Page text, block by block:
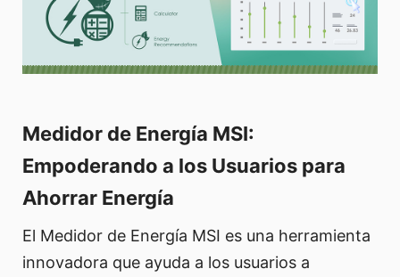
Medidor de Energía MSI:
Empoderando a los Usuarios para
Ahorrar Energía
El Medidor de Energía MSI es una herramienta
innovadora que ayuda a los usuarios a